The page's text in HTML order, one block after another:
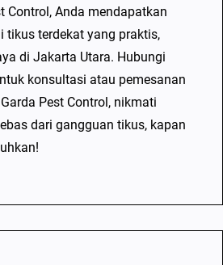
Control, Anda mendapatkan
tikus terdekat yang praktis,
di Jakarta Utara. Hubungi
konsultasi atau pemesanan
Pest Control, nikmati
dari gangguan tikus, kapan